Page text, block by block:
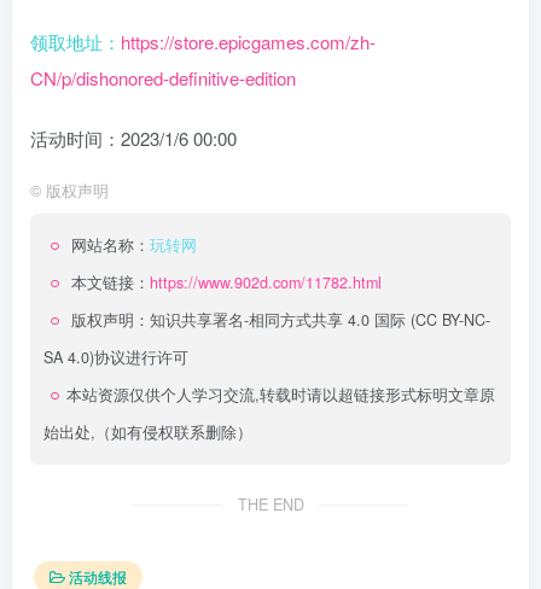
领取地址： https://store.epicgames.com/zh-
CN/p/dishonored-definitive-edition
活动时间：2023/1/6 00:00
© 版权声明
网站名称： 玩转网
本文链接： https://www.902d.com/11782.html
版权声明： 知识共享署名-相同方式共享 4.0 国际 (CC BY-NC-
SA 4.0)协议进行许可
本站资源仅供个人学习交流,转载时请以超链接形式标明文章原
始出处,（如有侵权联系删除）
THE END
活动线报